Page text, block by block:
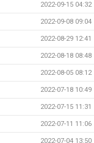
2022-09-15 04:32
2022-09-08 09:04
2022-08-29 12:41
2022-08-18 08:48
2022-08-05 08:12
2022-07-18 10:49
2022-07-15 11:31
2022-07-11 11:06
2022-07-04 13:50